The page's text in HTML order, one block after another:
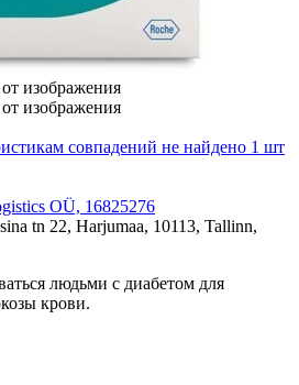
изображения
изображения
совпадений не найдено 1 шт
OÜ, 16825276
tn 22, Harjumaa, 10113, Tallinn,
людьми с диабетом для
крови.